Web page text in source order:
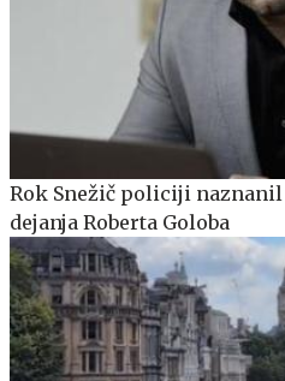
Rok Snežič policiji
dejanja Roberta Goloba